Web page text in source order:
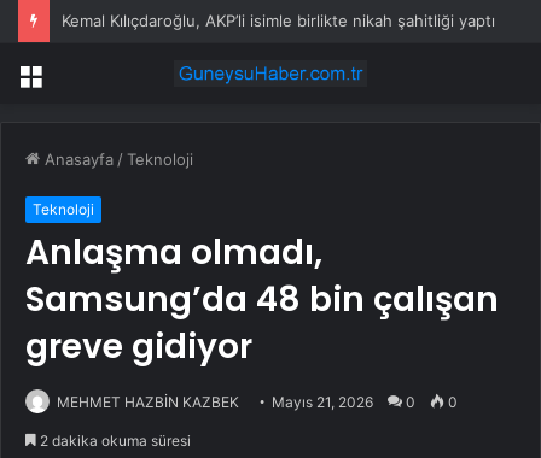
Kemal Kılıçdaroğlu, AKP’li isimle birlikte nikah şahitliği yaptı
Menü
Anasayfa /Teknoloji
Teknoloji
Anlaşma olmadı,
Samsung’da 48 bin çalışan
greve gidiyor
MEHMET HAZBİN KAZBEK Mayıs 21, 2026 0 0
2 dakika okuma süresi